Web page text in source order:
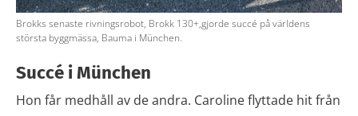
Brokks senaste rivningsrobot, Brokk 130+,gjorde succé på världens
största byggmässa, Bauma i München.
Succé i München
Hon får medhåll av de andra. Caroline flyttade hit från